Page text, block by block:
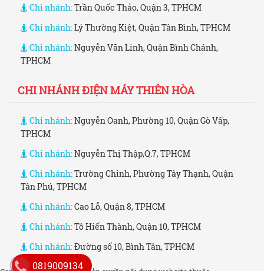
Chi nhánh:Trần Quốc Thảo, Quận 3, TPHCM
Chi nhánh:Lý Thường Kiệt, Quận Tân Bình, TPHCM
Chi nhánh:Nguyễn Văn Linh, Quận Bình Chánh,
TPHCM
CHI NHÁNH ĐIỆN MÁY THIÊN HÒA
Chi nhánh:Nguyễn Oanh, Phường 10, Quận Gò Vấp,
TPHCM
Chi nhánh:Nguyễn Thị Thập,Q.7, TPHCM
Chi nhánh:Trường Chinh, Phường Tây Thạnh, Quận
Tân Phú, TPHCM
Chi nhánh:Cao Lỗ, Quận 8, TPHCM
Chi nhánh:Tô Hiến Thành, Quận 10, TPHCM
Chi nhánh:Đường số 10, Bình Tân, TPHCM
0819009134